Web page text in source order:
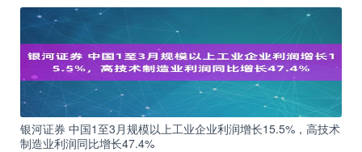
银河证券 中国1至3月规模以上工业企业利润增长15.5%，高技术
制造业利润同比增长47.4%